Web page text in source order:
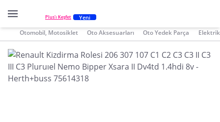
Plus'ı Keşfet Yeni
Otomobil, Motosiklet Oto Aksesuarları Oto Yedek Parça